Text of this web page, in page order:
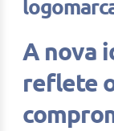
A nova
reflete